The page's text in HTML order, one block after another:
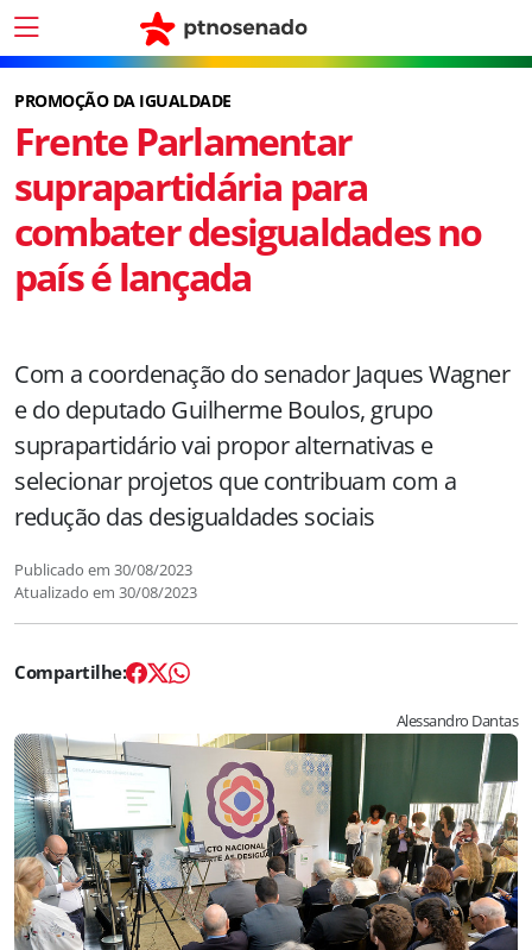
PROMOÇÃO DA IGUALDADE
Frente Parlamentar
suprapartidária para
combater desigualdades no
país é lançada
Com a coordenação do senador Jaques Wagner
e do deputado Guilherme Boulos, grupo
suprapartidário vai propor alternativas e
selecionar projetos que contribuam com a
redução das desigualdades sociais
Publicado em 30/08/2023
Atualizado em 30/08/2023
Alessandro Dantas